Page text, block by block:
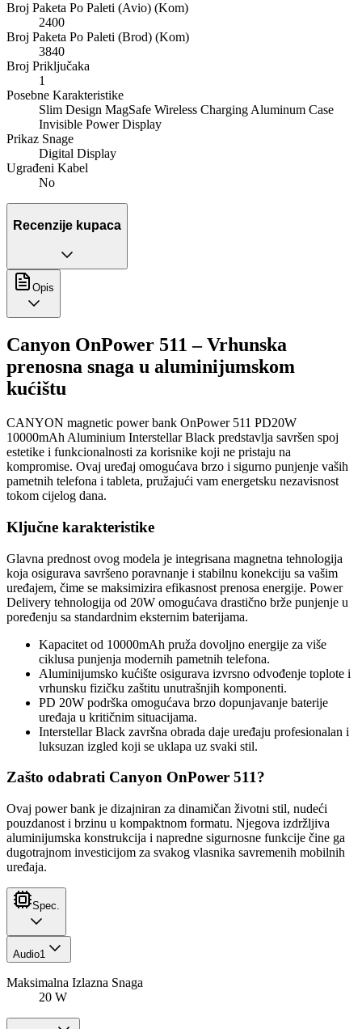
Broj Paketa Po Paleti (Avio) (Kom)
2400
Broj Paketa Po Paleti (Brod) (Kom)
3840
Broj Priključaka
1
Posebne Karakteristike
Slim Design MagSafe Wireless Charging Aluminum Case
Invisible Power Display
Prikaz Snage
Digital Display
Ugrađeni Kabel
No
Recenzije kupaca
Opis
Canyon OnPower 511 – Vrhunska
prenosna snaga u aluminijumskom
kućištu
CANYON magnetic power bank OnPower 511 PD20W
10000mAh Aluminium Interstellar Black predstavlja savršen spoj
estetike i funkcionalnosti za korisnike koji ne pristaju na
kompromise. Ovaj uređaj omogućava brzo i sigurno punjenje vaših
pametnih telefona i tableta, pružajući vam energetsku nezavisnost
tokom cijelog dana.
Ključne karakteristike
Glavna prednost ovog modela je integrisana magnetna tehnologija
koja osigurava savršeno poravnanje i stabilnu konekciju sa vašim
uređajem, čime se maksimizira efikasnost prenosa energije. Power
Delivery tehnologija od 20W omogućava drastično brže punjenje u
poređenju sa standardnim eksternim baterijama.
Kapacitet od 10000mAh pruža dovoljno energije za više
ciklusa punjenja modernih pametnih telefona.
Aluminijumsko kućište osigurava izvrsno odvođenje toplote i
vrhunsku fizičku zaštitu unutrašnjih komponenti.
PD 20W podrška omogućava brzo dopunjavanje baterije
uređaja u kritičnim situacijama.
Interstellar Black završna obrada daje uređaju profesionalan i
luksuzan izgled koji se uklapa uz svaki stil.
Zašto odabrati Canyon OnPower 511?
Ovaj power bank je dizajniran za dinamičan životni stil, nudeći
pouzdanost i brzinu u kompaktnom formatu. Njegova izdržljiva
aluminijumska konstrukcija i napredne sigurnosne funkcije čine ga
dugotrajnom investicijom za svakog vlasnika savremenih mobilnih
uređaja.
Spec.
Audio1
Maksimalna Izlazna Snaga
20 W